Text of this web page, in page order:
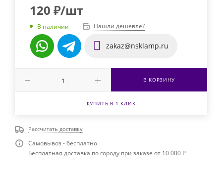
120 ₽/шт
В наличии Нашли дешевле?
zakaz@nsklamp.ru
В КОРЗИНУ
КУПИТЬ В 1 КЛИК
Рассчитать доставку
Самовывоз - бесплатно
Бесплатная доставка по городу при заказе от 10 000 ₽